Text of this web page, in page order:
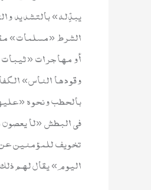
يبدِّله» بالتشديد
الشرط «مسلمات»
وقودها الناس»
بالحطب ونحوه
في البطش «لا يعصون
اليوم» يقال لهم